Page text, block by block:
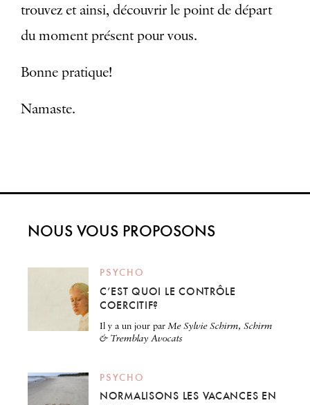
trouvez et ainsi, découvrir le point de départ
du moment présent pour vous.
Bonne pratique!
Namaste.
NOUS VOUS PROPOSONS
PSYCHO
C’EST QUOI LE CONTRÔLE
COERCITIF?
il y a un jour parMe Sylvie Schirm, Schirm
& Tremblay Avocats
PSYCHO
NORMALISONS LES VACANCES EN